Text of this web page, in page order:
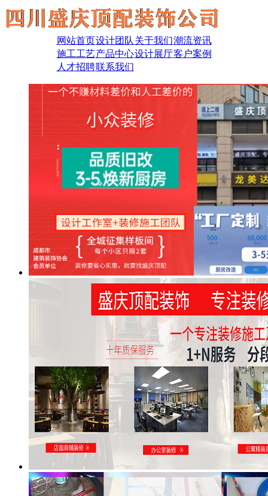
网站首页设计团队 关于我们潮流资讯
施工工艺产品中心设计展厅客户案例
人才招聘联系我们